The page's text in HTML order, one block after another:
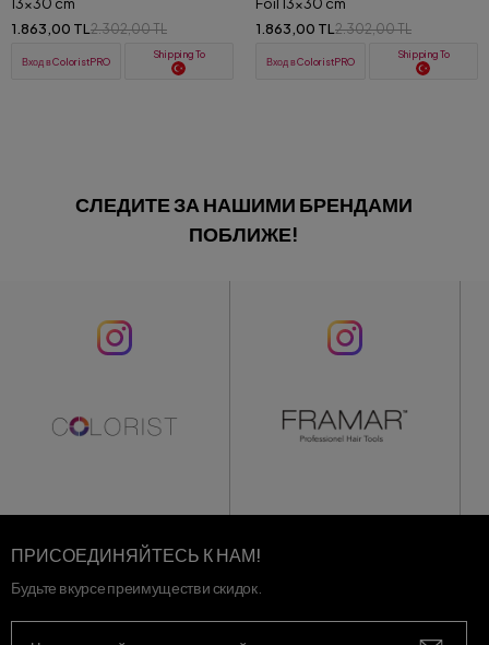
1.863,00 TL 2.302,00 TL
Вход в ColoristPRO
Shipping To
1.863,00 TL 2.302,00 TL
Вход в ColoristPRO
Shipping To
СЛЕДИТЕ ЗА НАШИМИ БРЕНДАМИ
ПОБЛИЖЕ!
ПРИСОЕДИНЯЙТЕСЬ К НАМ!
Будьте в курсе преимуществ и скидок.